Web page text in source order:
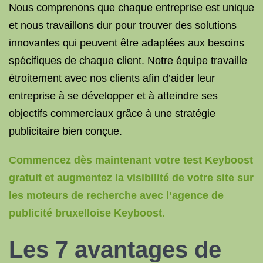
Nous comprenons que chaque entreprise est unique
et nous travaillons dur pour trouver des solutions
innovantes qui peuvent être adaptées aux besoins
spécifiques de chaque client. Notre équipe travaille
étroitement avec nos clients afin d’aider leur
entreprise à se développer et à atteindre ses
objectifs commerciaux grâce à une stratégie
publicitaire bien conçue.
Commencez dès maintenant votre test Keyboost
gratuit et augmentez la visibilité de votre site sur
les moteurs de recherche avec l’agence de
publicité bruxelloise Keyboost.
Les 7 avantages de